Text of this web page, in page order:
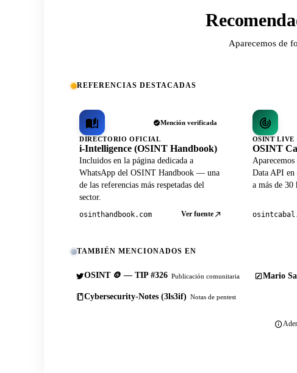
Aparecemos de
REFERENCIAS DESTACADAS
Mención verificada
DIRECTORIO OFICIAL
i-Intelligence (OSINT Handbook)
Incluidos en la página dedicada a
WhatsApp del OSINT Handbook — una
de las referencias más respetadas del
sector.
osinthandbook.com Ver fuente
OSINT LIVE
OSINT
Data API
a más de 30
TAMBIÉN MENCIONADOS EN
OSINT 🪙 — TIP #326 Publicación comunitaria Mario
Cybersecurity-Notes (3ls3if) Notas de pentest